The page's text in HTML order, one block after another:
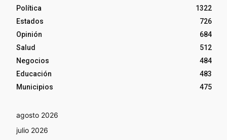
Política
1322
Estados
726
Opinión
684
Salud
512
Negocios
484
Educación
483
Municipios
475
agosto 2026
julio 2026